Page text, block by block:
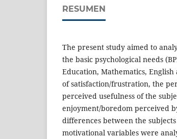
RESUMEN
The present study aimed to
the basic psychological needs
Education, Mathematics,
of satisfaction/frustration, the
perceived usefulness of the
enjoyment/boredom perceived
differences between the
motivational variables were